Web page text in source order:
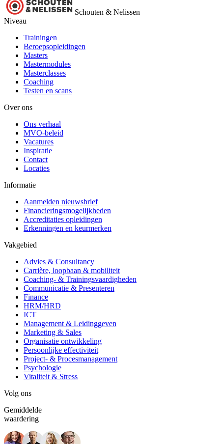
Schouten & Nelissen
Niveau
Trainingen
Beroepsopleidingen
Masters
Mastermodules
Masterclasses
Coaching
Testen en scans
Over ons
Ons verhaal
MVO-beleid
Vacatures
Inspiratie
Contact
Locaties
Informatie
Aanmelden nieuwsbrief
Financieringsmogelijkheden
Accreditaties opleidingen
Erkenningen en keurmerken
Vakgebied
Advies & Consultancy
Carrière, loopbaan & mobiliteit
Coaching- & Trainingsvaardigheden
Communicatie & Presenteren
Finance
HRM/HRD
ICT
Management & Leidinggeven
Marketing & Sales
Organisatie ontwikkeling
Persoonlijke effectiviteit
Project- & Procesmanagement
Psychologie
Vitaliteit & Stress
Volg ons
Gemiddelde
waardering